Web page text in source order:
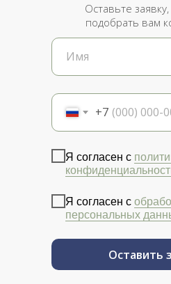
+7
Я согласен с
Я согласен с
персональных
Оставить
Оставьте
подобрать вам